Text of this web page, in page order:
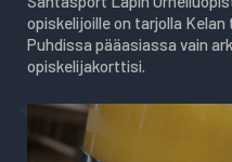
opiskelijoille on tarjolla
Puhdissa pääasiassa vain
opiskelijakorttisi.